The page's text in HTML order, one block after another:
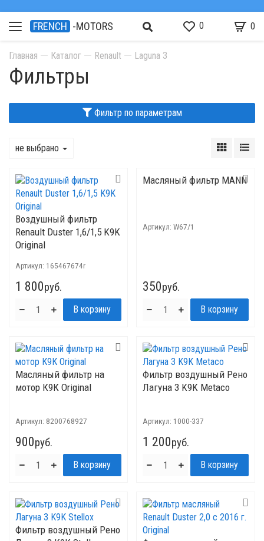
FRENCH -MOTORS 0 0
Главная Каталог Renault Laguna 3
Фильтры
Фильтр по параметрам
не выбрано
Воздушный фильтр
Renault Duster 1,6/1,5 K9K
Original
Артикул: 165467674r
1 800руб.
Масляный фильтр MANN
Артикул: W67/1
350руб.
Масляный фильтр на
мотор К9К Original
Артикул: 8200768927
900руб.
Фильтр воздушный Рено
Лагуна 3 K9K Metaco
Артикул: 1000-337
1 200руб.
Фильтр воздушный Рено